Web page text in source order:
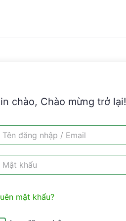
chào, Chào mừng trở lại!
mật khẩu?